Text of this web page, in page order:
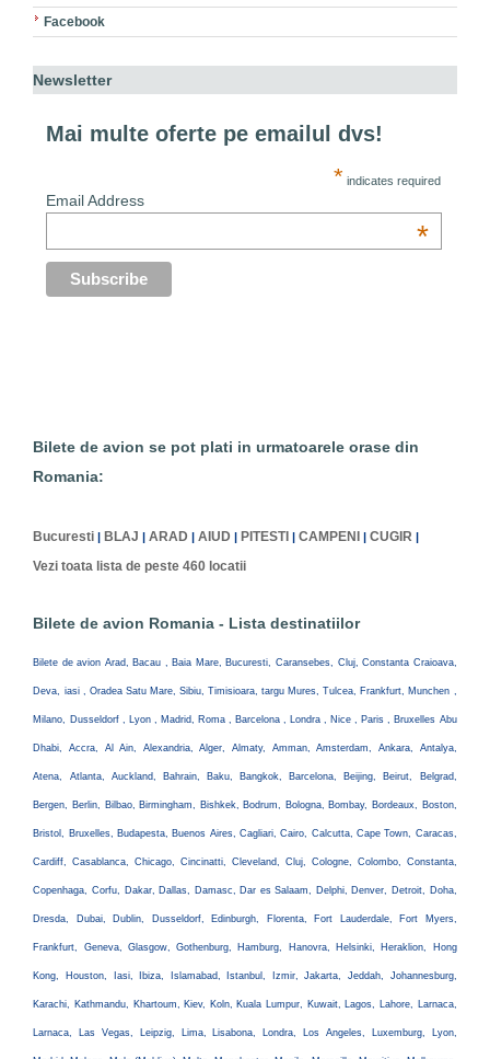
Facebook
Newsletter
Mai multe oferte pe emailul dvs!
* indicates required
Email Address
*
Bilete de avion se pot plati in urmatoarele orase din
Romania:
Bucuresti BLAJ |ARAD |AIUD PITESTI |CAMPENI |CUGIR
Vezi toata lista de peste 460 locatii
Bilete de avion Romania - Lista destinatiilor
Bilete de avion Arad, Bacau , Baia Mare, Bucuresti, Caransebes, Cluj, Constanta Craioava,
Deva, iasi , Oradea Satu Mare, Sibiu, Timisioara, targu Mures, Tulcea, Frankfurt, Munchen ,
Milano, Dusseldorf , Lyon , Madrid, Roma , Barcelona , Londra , Nice , Paris , Bruxelles Abu
Dhabi, Accra, Al Ain, Alexandria, Alger, Almaty, Amman, Amsterdam, Ankara, Antalya,
Atena, Atlanta, Auckland, Bahrain, Baku, Bangkok, Barcelona, Beijing, Beirut, Belgrad,
Bergen, Berlin, Bilbao, Birmingham, Bishkek, Bodrum, Bologna, Bombay, Bordeaux, Boston,
Bristol, Bruxelles, Budapesta, Buenos Aires, Cagliari, Cairo, Calcutta, Cape Town, Caracas,
Cardiff, Casablanca, Chicago, Cincinatti, Cleveland, Cluj, Cologne, Colombo, Constanta,
Copenhaga, Corfu, Dakar, Dallas, Damasc, Dar es Salaam, Delphi, Denver, Detroit, Doha,
Dresda, Dubai, Dublin, Dusseldorf, Edinburgh, Florenta, Fort Lauderdale, Fort Myers,
Frankfurt, Geneva, Glasgow, Gothenburg, Hamburg, Hanovra, Helsinki, Heraklion, Hong
Kong, Houston, Iasi, Ibiza, Islamabad, Istanbul, Izmir, Jakarta, Jeddah, Johannesburg,
Karachi, Kathmandu, Khartoum, Kiev, Koln, Kuala Lumpur, Kuwait, Lagos, Lahore, Larnaca,
Larnaca, Las Vegas, Leipzig, Lima, Lisabona, Londra, Los Angeles, Luxemburg, Lyon,